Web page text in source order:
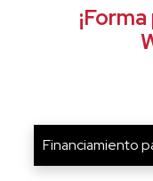
Financiamiento